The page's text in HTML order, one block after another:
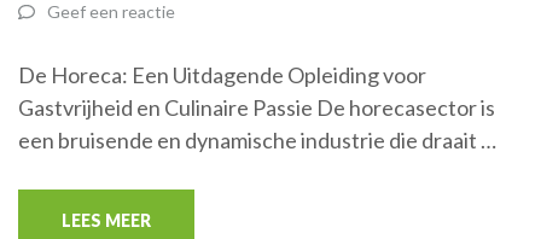
Geef een reactie
De Horeca: Een Uitdagende Opleiding voor
Gastvrijheid en Culinaire Passie De horecasector is
een bruisende en dynamische industrie die draait …
LEES MEER